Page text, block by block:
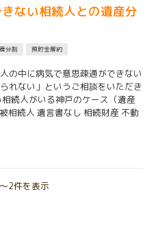
ない相続人との遺産分
分割 預貯金解約
の中に病気で意思疎通ができない
れない」というご相談をいただき
続人がいる神戸のケース（遺産
相続人 遺言書なし 相続財産 不動
2件を表示